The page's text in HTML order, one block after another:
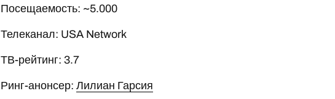
Посещаемость: ~5.000
Телеканал: USA Network
ТВ-рейтинг: 3.7
Ринг-анонсер:Лилиан Гарсия